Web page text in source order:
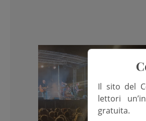
Il sito del
lettori
gratuita.